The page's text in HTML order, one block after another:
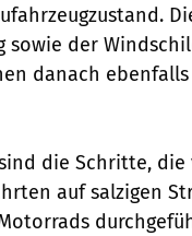
sowie der
danach
die Schritte,
auf salzigen